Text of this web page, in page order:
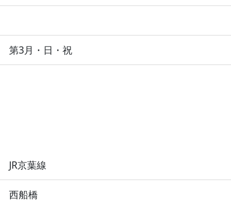
第3月・日・祝
JR京葉線
西船橋